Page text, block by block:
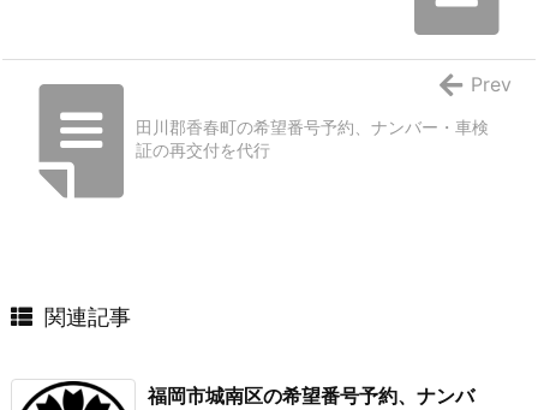
田川郡香春町の希望番号予約、ナンバー・車検
証の再交付を代行
Prev
関連記事
福岡市城南区の希望番号予約、ナンバ